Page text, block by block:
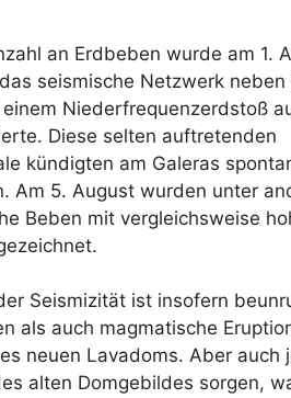
an Erdbeben wurde am 1.
seismische Netzwerk neben
Niederfrequenzerdstoß
Diese selten auftretenden
kündigten am Galeras
Am 5. August wurden unter
Beben mit vergleichsweise
Seismizität ist insofern
als auch magmatische
neuen Lavadoms. Aber auch
alten Domgebildes sorgen,